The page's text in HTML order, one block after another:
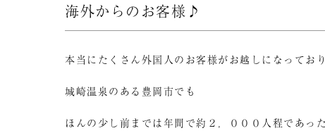
海外からのお客様♪
本当にたくさん外国人のお客様がお越しになってお
城崎温泉のある豊岡市でも
ほんの少し前までは年間で約２，０００人程であっ